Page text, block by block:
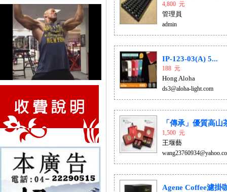
4,800 元
管理員
admin
IP-123-03(A) 5...
188 元
Hong Aloha
ds3@aloha-light.com
「傳承」優質高山
1,500 元
王堰藝
Agene Coffee濾掛